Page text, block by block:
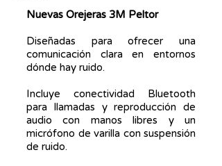
Nuevas Orejeras 3M Peltor
Diseñadas para ofrecer una
comunicación clara en entornos
dónde hay ruido.
Incluye conectividad Bluetooth
para llamadas y reproducción de
audio con manos libres y un
micrófono de varilla con suspensión
de ruido.